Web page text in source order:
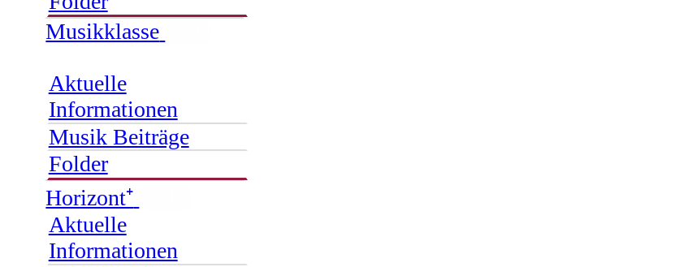
Musikklasse
Aktuelle
Informationen
Musik Beiträge
Folder
Horizont⁺
Aktuelle
Informationen